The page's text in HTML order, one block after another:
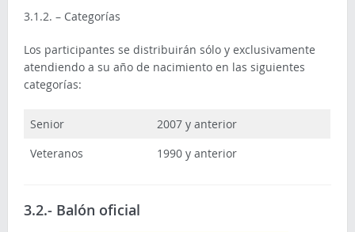
3.1.2. – Categorías
Los participantes se distribuirán sólo y exclusivamente
atendiendo a su año de nacimiento en las siguientes
categorías:
Senior
2007 y anterior
Veteranos
1990 y anterior
3.2.- Balón oficial